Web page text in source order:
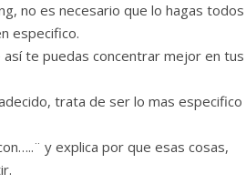
no es necesario que lo hagas todos
especifico.
te puedas concentrar mejor en tus
trata de ser lo mas especifico
y explica por que esas cosas,